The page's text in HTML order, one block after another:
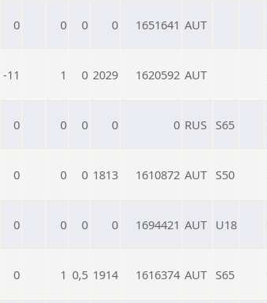
0 0 0 0 1651641 AUT
-11 1 0 2029 1620592 AUT
0 0 0 0 0 RUS S65
0 0 0 1813 1610872 AUT S50
0 0 0 0 1694421 AUT U18
0 1 0,5 1914 1616374 AUT S65